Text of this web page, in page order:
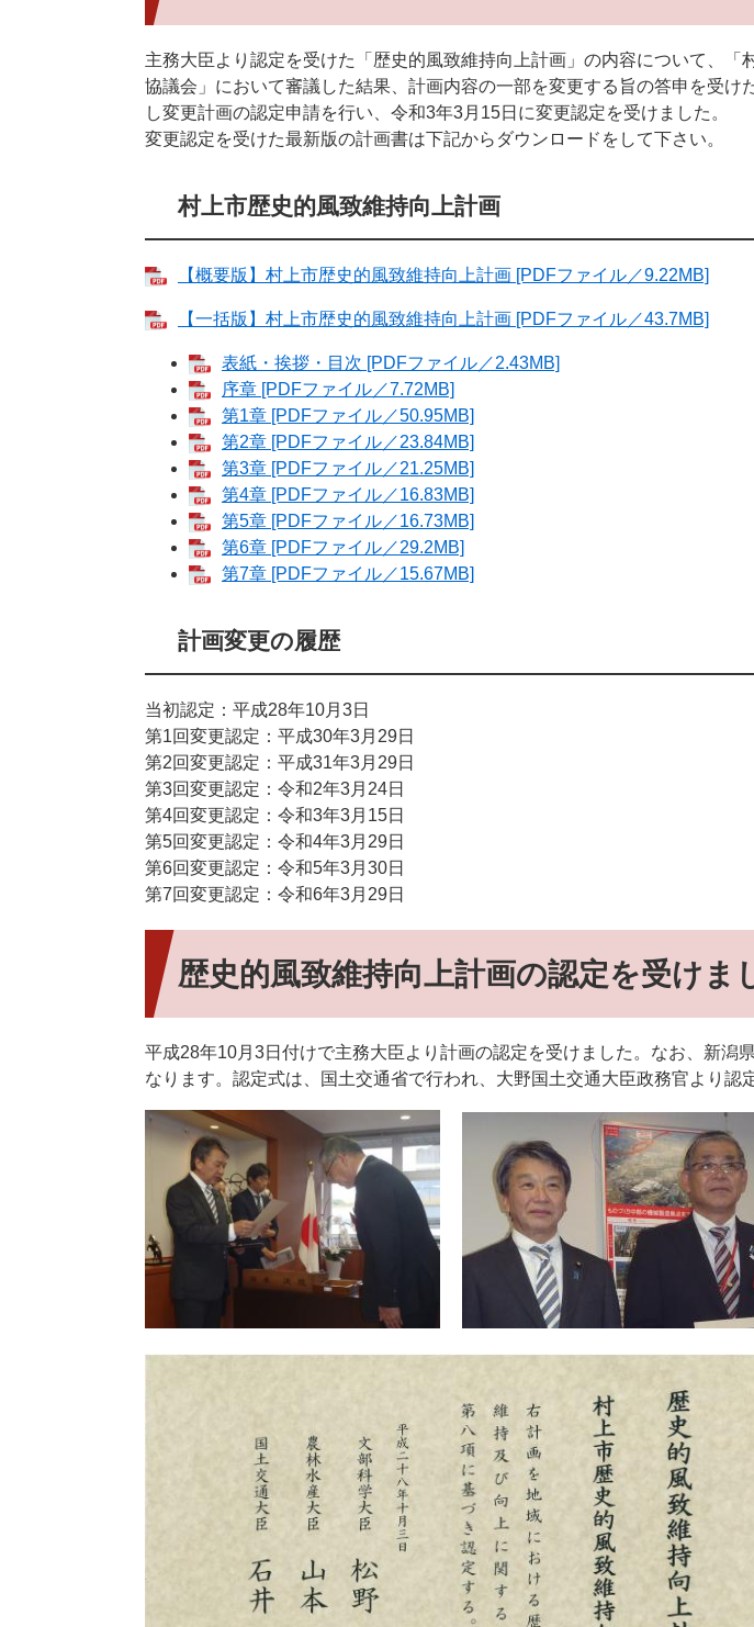
主務大臣より認定を受けた「歴史的風致維持向上計画」の内容について、「
協議会」において審議した結果、計画内容の一部を変更する旨の答申を受け
し変更計画の認定申請を行い、令和3年3月15日に変更認定を受けました。
変更認定を受けた最新版の計画書は下記からダウンロードをして下さい。
村上市歴史的風致維持向上計画
【概要版】村上市歴史的風致維持向上計画 [PDFファイル／9.22MB]
【一括版】村上市歴史的風致維持向上計画 [PDFファイル／43.7MB]
表紙・挨拶・目次 [PDFファイル／2.43MB]
序章 [PDFファイル／7.72MB]
第1章 [PDFファイル／50.95MB]
第2章 [PDFファイル／23.84MB]
第3章 [PDFファイル／21.25MB]
第4章 [PDFファイル／16.83MB]
第5章 [PDFファイル／16.73MB]
第6章 [PDFファイル／29.2MB]
第7章 [PDFファイル／15.67MB]
計画変更の履歴
当初認定：平成28年10月3日
第1回変更認定：平成30年3月29日
第2回変更認定：平成31年3月29日
第3回変更認定：令和2年3月24日
第4回変更認定：令和3年3月15日
第5回変更認定：令和4年3月29日
第6回変更認定：令和5年3月30日
第7回変更認定：令和6年3月29日
歴史的風致維持向上計画の認定を受けま
平成28年10月3日付けで主務大臣より計画の認定を受けました。なお、新潟
なります。認定式は、国土交通省で行われ、大野国土交通大臣政務官より認